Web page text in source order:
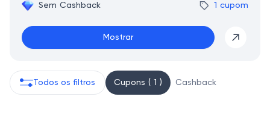
Sem Cashback 1 cupom
Mostrar
Todos os filtros Cupons ( 1 ) Cashback